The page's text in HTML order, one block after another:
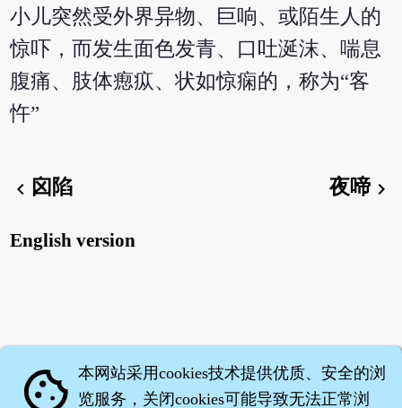
小儿突然受外界异物、巨响、或陌生人的
惊吓，而发生面色发青、口吐涎沫、喘息
腹痛、肢体瘛疭、状如惊痫的，称为“客
忤”
chevron_left 囟陷 夜啼chevron_right
English version
cookie 本网站采用cookies技术提供优质、安全的浏
览服务，关闭cookies可能导致无法正常浏